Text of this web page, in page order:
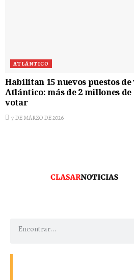
ATLÁNTICO
Habilitan 15 nuevos puestos
Atlántico: más de 2 millones
votar
7 DE MARZO DE 2026